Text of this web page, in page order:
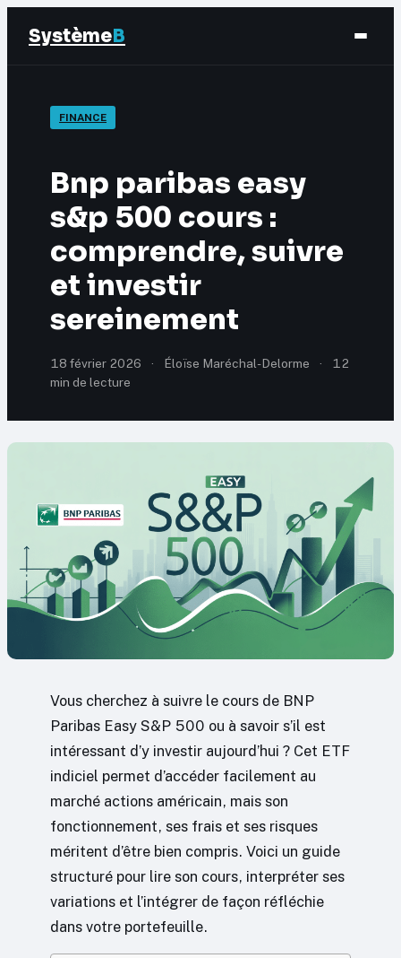
SystèmeB
Finance
Éducation & Emploi
Marketing
FINANCE
Bnp paribas easy
s&p 500 cours :
comprendre, suivre
et investir
sereinement
18 février 2026 · Éloïse Maréchal-Delorme ·
12
min de lecture
Vous cherchez à suivre le cours de BNP
Paribas Easy S&P 500 ou à savoir s’il est
intéressant d’y investir aujourd’hui ? Cet ETF
indiciel permet d’accéder facilement au
marché actions américain, mais son
fonctionnement, ses frais et ses risques
méritent d’être bien compris. Voici un guide
structuré pour lire son cours, interpréter ses
variations et l’intégrer de façon réfléchie
dans votre portefeuille.